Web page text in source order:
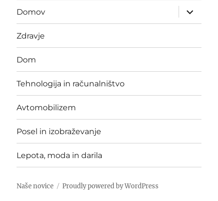
Domov
expand
child
menu
Zdravje
Dom
Tehnologija in računalništvo
Avtomobilizem
Posel in izobraževanje
Lepota, moda in darila
Naše novice Proudly powered by WordPress